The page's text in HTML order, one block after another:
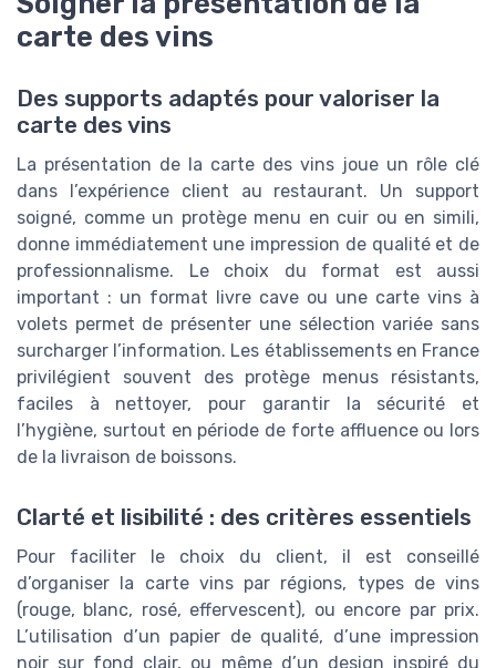
carte des vins
Des supports adaptés pour valoriser la
carte des vins
La présentation de la carte des vins joue un rôle clé
dans l’expérience client au restaurant. Un support
soigné, comme un protège menu en cuir ou en simili,
donne immédiatement une impression de qualité et de
professionnalisme. Le choix du format est aussi
important : un format livre cave ou une carte vins à
volets permet de présenter une sélection variée sans
surcharger l’information. Les établissements en France
privilégient souvent des protège menus résistants,
faciles à nettoyer, pour garantir la sécurité et
l’hygiène, surtout en période de forte affluence ou lors
de la livraison de boissons.
Clarté et lisibilité : des critères essentiels
Pour faciliter le choix du client, il est conseillé
d’organiser la carte vins par régions, types de vins
(rouge, blanc, rosé, effervescent), ou encore par prix.
L’utilisation d’un papier de qualité, d’une impression
noir sur fond clair, ou même d’un design inspiré du